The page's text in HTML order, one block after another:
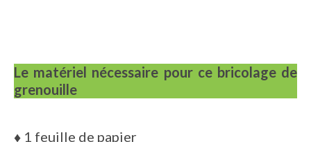
Le matériel nécessaire pour ce bricolage de
grenouille
♦ 1 feuille de papier